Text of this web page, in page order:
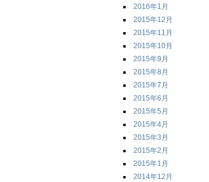
2016年1月
2015年12月
2015年11月
2015年10月
2015年9月
2015年8月
2015年7月
2015年6月
2015年5月
2015年4月
2015年3月
2015年2月
2015年1月
2014年12月